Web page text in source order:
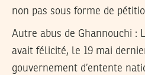
non pas sous forme de
Autre abus de Ghannouchi :
avait félicité, le 19 mai
gouvernement d’entente